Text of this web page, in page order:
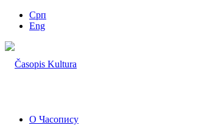
Срп
Eng
О Часопису